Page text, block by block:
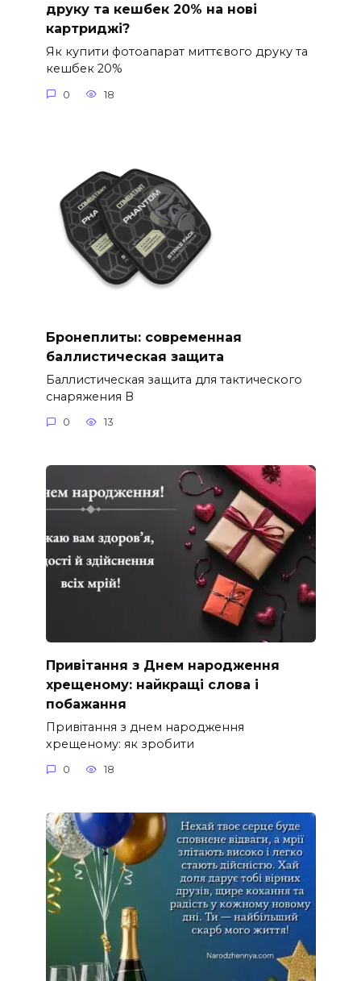
друку та кешбек 20% на нові
картриджі?
Як купити фотоапарат миттєвого друку та
кешбек 20%
0 18
Бронеплиты: современная
баллистическая защита
Баллистическая защита для тактического
снаряжения В
0 13
Привітання з Днем народження
хрещеному: найкращі слова і
побажання
Привітання з днем народження
хрещеному: як зробити
0 18